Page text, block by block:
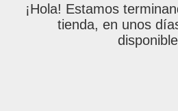
¡Hola! Estamos
tienda, en unos